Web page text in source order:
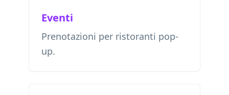
Eventi
Prenotazioni per ristoranti pop-
up.